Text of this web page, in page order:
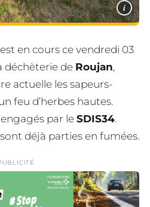
i
en cours ce vendredi 03
déchèterie de Roujan,
actuelle les sapeurs-
feu d’herbes hautes.
par le SDIS34.
déjà parties en fumées.